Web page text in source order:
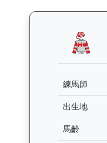
練馬師
出生地
馬齡